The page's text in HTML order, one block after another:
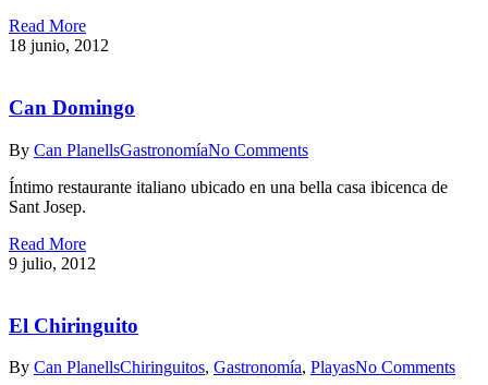
Read More
18 junio, 2012
Can Domingo
By Can PlanellsGastronomíaNo Comments
Íntimo restaurante italiano ubicado en una bella casa ibicenca de
Sant Josep.
Read More
9 julio, 2012
El Chiringuito
By Can PlanellsChiringuitos, Gastronomía, PlayasNo Comments